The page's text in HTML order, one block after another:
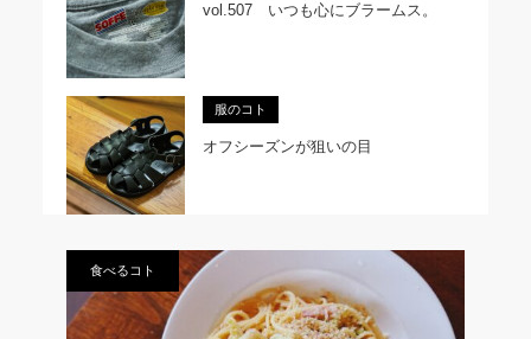
vol.507 いつも心にブラームス。
服のコト
オフシーズンが狙いの目
食べるコト